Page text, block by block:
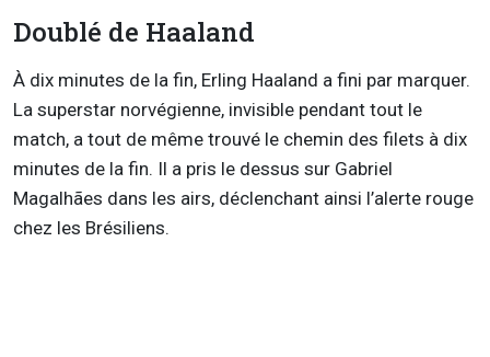
Doublé de Haaland
À dix minutes de la fin, Erling Haaland a fini par marquer.
La superstar norvégienne, invisible pendant tout le
match, a tout de même trouvé le chemin des filets à dix
minutes de la fin. Il a pris le dessus sur Gabriel
Magalhães dans les airs, déclenchant ainsi l’alerte rouge
chez les Brésiliens.